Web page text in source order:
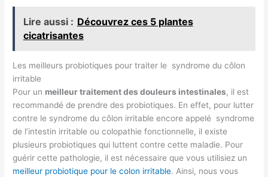
Lire aussi : Découvrez ces 5 plantes
cicatrisantes
Les meilleurs probiotiques pour traiter le syndrome du côlon
irritable
Pour un meilleur traitement des douleurs intestinales, il est
recommandé de prendre des probiotiques. En effet, pour lutter
contre le syndrome du côlon irritable encore appelé syndrome
de l’intestin irritable ou colopathie fonctionnelle, il existe
plusieurs probiotiques qui luttent contre cette maladie. Pour
guérir cette pathologie, il est nécessaire que vous utilisiez un
meilleur probiotique pour le colon irritable. Ainsi, nous vous